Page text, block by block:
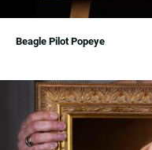
Beagle Pilot Popeye